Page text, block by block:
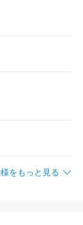
をもっと見る